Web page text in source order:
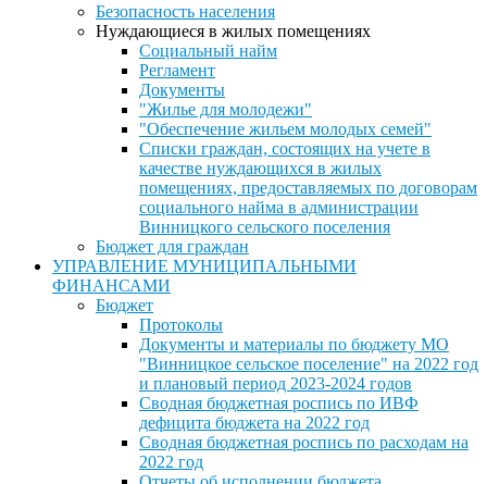
Безопасность населения
Нуждающиеся в жилых помещениях
Социальный найм
Регламент
Документы
"Жилье для молодежи"
"Обеспечение жильем молодых семей"
Списки граждан, состоящих на учете в
качестве нуждающихся в жилых
помещениях, предоставляемых по договорам
социального найма в администрации
Винницкого сельского поселения
Бюджет для граждан
УПРАВЛЕНИЕ МУНИЦИПАЛЬНЫМИ
ФИНАНСАМИ
Бюджет
Протоколы
Документы и материалы по бюджету МО
"Винницкое сельское поселение" на 2022 год
и плановый период 2023-2024 годов
Сводная бюджетная роспись по ИВФ
дефицита бюджета на 2022 год
Сводная бюджетная роспись по расходам на
2022 год